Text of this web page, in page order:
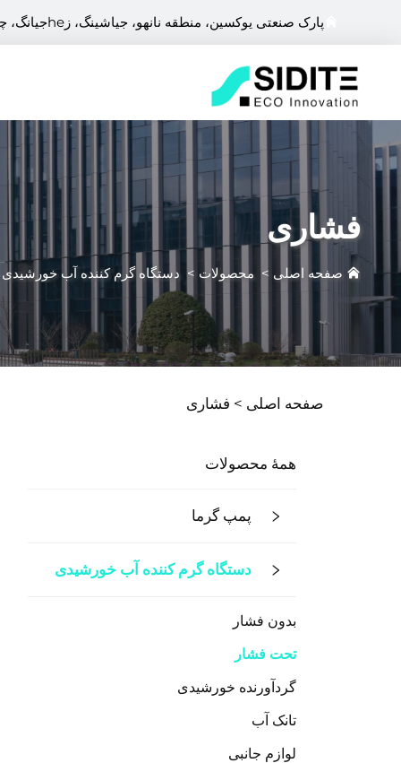
پارک صنعتی یوکسین، منطقه نانهو، جیاشینگ، زheجیانگ، چین
فشاری
صفحه اصلی > محصولات > دستگاه گرم کننده آب خورشیدی
صفحه اصلی > فشاری
همهٔ محصولات
پمپ گرما
دستگاه گرم کننده آب خورشیدی
بدون فشار
تحت فشار
گردآورنده خورشیدی
تانک آب
لوازم جانبی